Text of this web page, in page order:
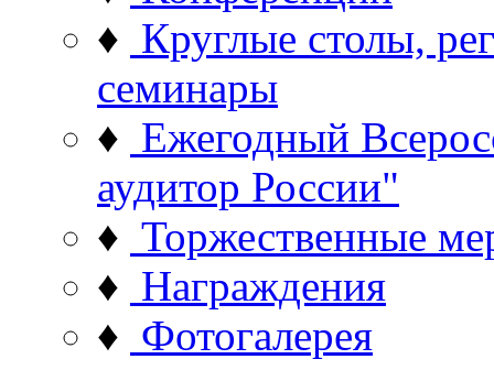
♦ Круглые столы,
семинары
♦ Ежегодный
аудитор России"
♦ Торжественные
♦ Награждения
♦ Фотогалерея